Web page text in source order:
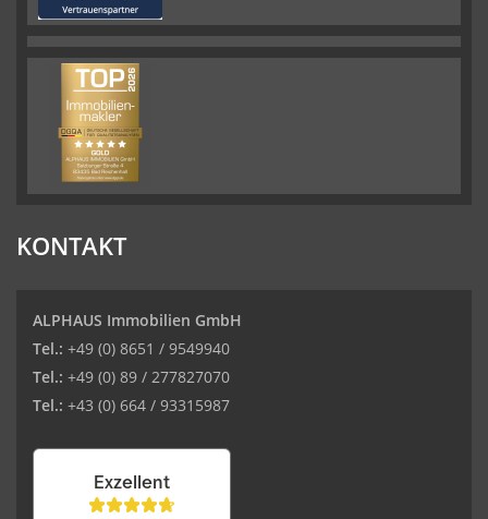
KONTAKT
ALPHAUS Immobilien GmbH
Tel.: +49 (0) 8651 / 9549940
Tel.: +49 (0) 89 / 277827070
Tel.: +43 (0) 664 / 93315987